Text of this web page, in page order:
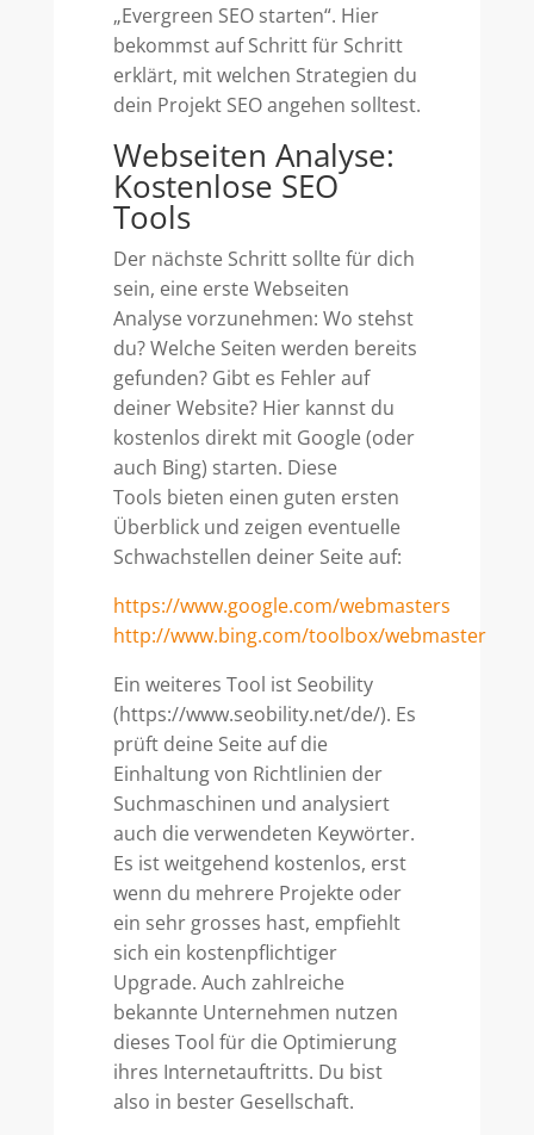
„Evergreen SEO starten“. Hier
bekommst auf Schritt für Schritt
erklärt, mit welchen Strategien du
dein Projekt SEO angehen solltest.
Webseiten Analyse:
Kostenlose SEO
Tools
Der nächste Schritt sollte für dich
sein, eine erste Webseiten
Analyse vorzunehmen: Wo stehst
du? Welche Seiten werden bereits
gefunden? Gibt es Fehler auf
deiner Website? Hier kannst du
kostenlos direkt mit Google (oder
auch Bing) starten. Diese
Tools bieten einen guten ersten
Überblick und zeigen eventuelle
Schwachstellen deiner Seite auf:
https://www.google.com/webmasters
http://www.bing.com/toolbox/webmaster
Ein weiteres Tool ist Seobility
(https://www.seobility.net/de/). Es
prüft deine Seite auf die
Einhaltung von Richtlinien der
Suchmaschinen und analysiert
auch die verwendeten Keywörter.
Es ist weitgehend kostenlos, erst
wenn du mehrere Projekte oder
ein sehr grosses hast, empfiehlt
sich ein kostenpflichtiger
Upgrade. Auch zahlreiche
bekannte Unternehmen nutzen
dieses Tool für die Optimierung
ihres Internetauftritts. Du bist
also in bester Gesellschaft.